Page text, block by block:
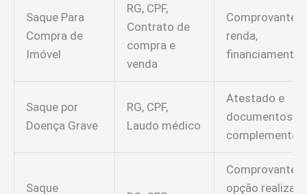
Saque Para
Compra de
Imóvel
RG, CPF,
Contrato de
compra e
venda
Comprovante
renda,
financiamento
Saque por
Doença Grave
RG, CPF,
Laudo médico
Atestado e
documentos
Saque
Comprovante
opção